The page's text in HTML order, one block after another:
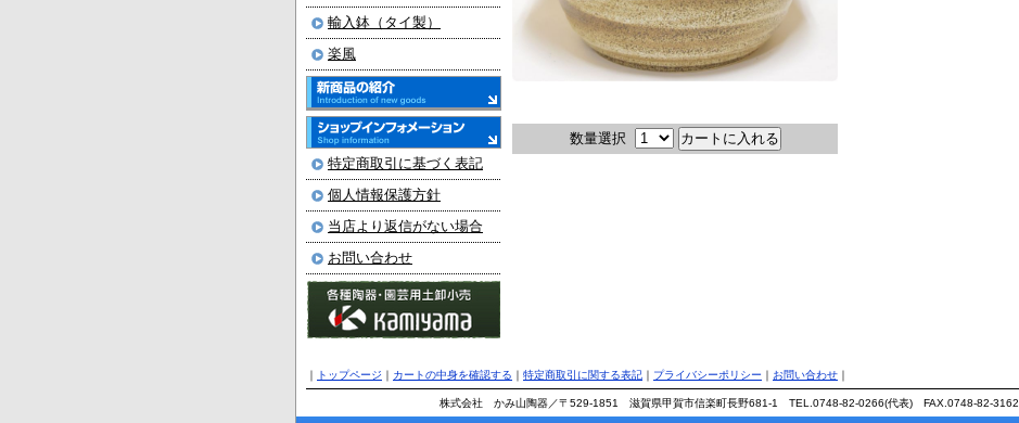
輸入鉢（タイ製）
楽風
特定商取引に基づく表記
個人情報保護方針
当店より返信がない場合
お問い合わせ
数量選択
｜ トップページ ｜ カートの中身を確認する ｜ 特定商取引に関する表記 ｜ プライバシーポリシー ｜ お問い合わせ ｜
株式会社 かみ山陶器／〒529-1851 滋賀県甲賀市信楽町長野681-1 TEL.0748-82-0266(代表) FAX.0748-82-3162